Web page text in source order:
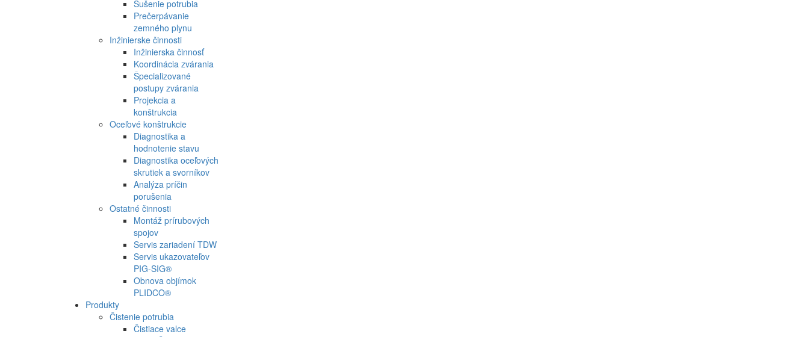
Sušenie potrubia
Prečerpávanie
zemného plynu
Inžinierske činnosti
Inžinierska činnosť
Koordinácia zvárania
Špecializované
postupy zvárania
Projekcia a
konštrukcia
Oceľové konštrukcie
Diagnostika a
hodnotenie stavu
Diagnostika oceľových
skrutiek a svorníkov
Analýza príčin
porušenia
Ostatné činnosti
Montáž prírubových
spojov
Servis zariadení TDW
Servis ukazovateľov
PIG-SIG®
Obnova objímok
PLIDCO®
Produkty
Čistenie potrubia
Čistiace valce